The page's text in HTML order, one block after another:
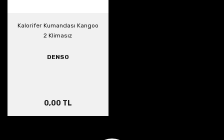
Kalorifer Kumandası Kangoo
2 Klimasız
DENSO
0,00 TL